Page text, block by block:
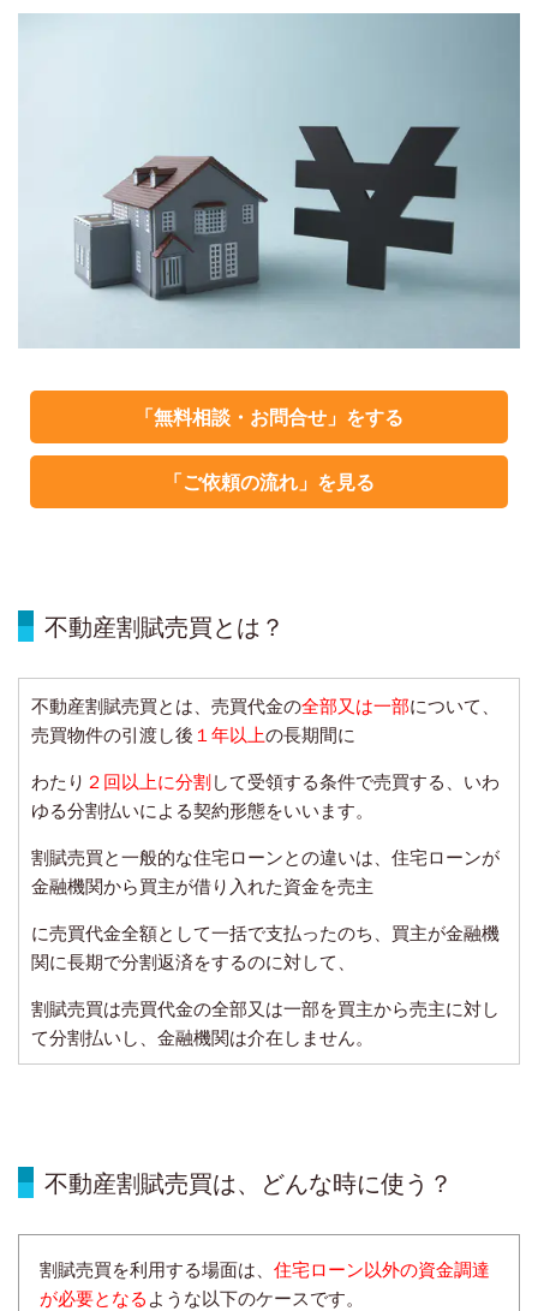
「無料相談・お問合せ」をする
「ご依頼の流れ」を見る
不動産割賦売買とは？
不動産割賦売買とは、売買代金の全部又は一部について、
売買物件の引渡し後 １年以上の長期間に
わたり ２回以上に分割して受領する条件で売買する、いわ
ゆる分割払いによる契約形態をいいます。
割賦売買と一般的な住宅ローンとの違いは、住宅ローンが
金融機関から買主が借り入れた資金を売主
に売買代金全額として一括で支払ったのち、買主が金融機
関に長期で分割返済をするのに対して、
割賦売買は売買代金の全部又は一部を買主から売主に対し
て分割払いし、 金融機関は介在しません。
不動産割賦売買は、どんな時に使う？
割賦売買を利用する場面は、 住宅ローン以外の資金調達
が必要となる ような以下のケースです。